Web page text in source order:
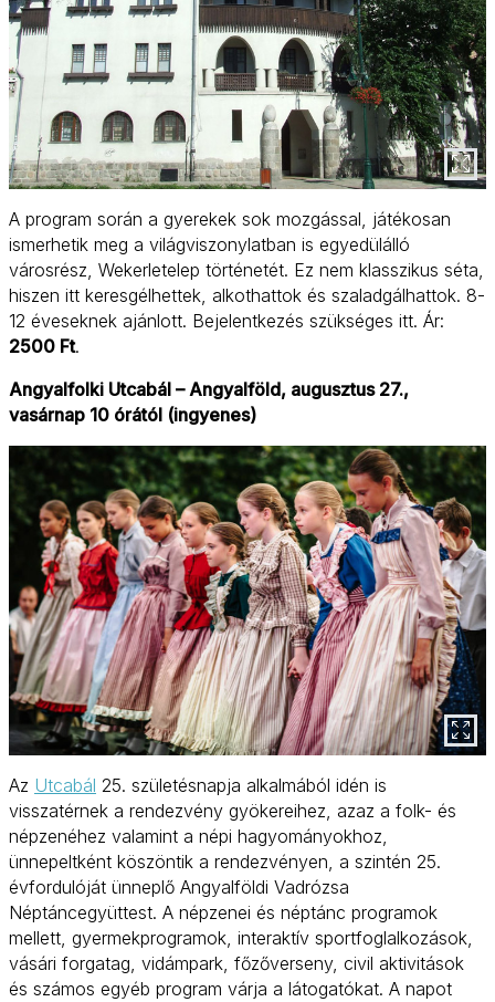
A program során a gyerekek sok mozgással, játékosan
ismerhetik meg a világviszonylatban is egyedülálló
városrész, Wekerletelep történetét. Ez nem klasszikus séta,
hiszen itt keresgélhettek, alkothattok és szaladgálhattok. 8-
12 éveseknek ajánlott. Bejelentkezés szükséges itt. Ár:
2500 Ft.
Angyalfolki Utcabál – Angyalföld, augusztus 27.,
vasárnap 10 órától (ingyenes)
Az Utcabál 25. születésnapja alkalmából idén is
visszatérnek a rendezvény gyökereihez, azaz a folk- és
népzenéhez valamint a népi hagyományokhoz,
ünnepeltként köszöntik a rendezvényen, a szintén 25.
évfordulóját ünneplő Angyalföldi Vadrózsa
Néptáncegyüttest. A népzenei és néptánc programok
mellett, gyermekprogramok, interaktív sportfoglalkozások,
vásári forgatag, vidámpark, főzőverseny, civil aktivitások
és számos egyéb program várja a látogatókat. A napot